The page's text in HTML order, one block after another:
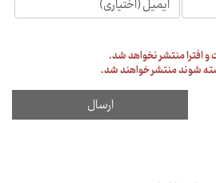
افترا منتشر نخواهد شد.
شوند منتشر خواهند شد.